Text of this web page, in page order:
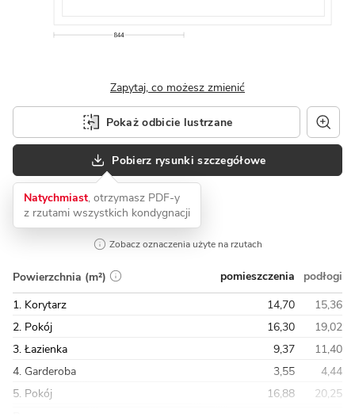
Zapytaj, co możesz zmienić
Pokaż odbicie lustrzane
Pobierz rysunki szczegółowe
Natychmiast, otrzymasz PDF-y
z rzutami wszystkich kondygnacji
Zobacz oznaczenia użyte na rzutach
Powierzchnia (m²) pomieszczenia
podłogi
1. Korytarz
14,70
15,36
2. Pokój
16,30
19,02
3. Łazienka
9,37
11,40
4. Garderoba
3,55
4,44
5. Pokój
16,88
20,25